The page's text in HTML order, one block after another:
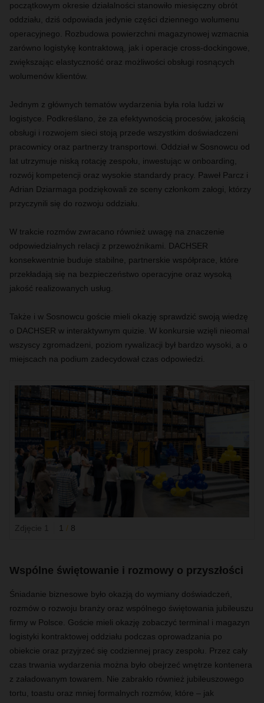
początkowym okresie działalności stanowiło miesięczny obrót
oddziału, dziś odpowiada jedynie części dziennego wolumenu
operacyjnego. Rozbudowa powierzchni magazynowej wzmacnia
zarówno logistykę kontraktową, jak i operacje cross-dockingowe
zwiększając elastyczność oraz możliwości obsługi rosnących
wolumenów klientów.
Jednym z głównych tematów wydarzenia była rola ludzi w
logistyce. Podkreślano, że za efektywnością procesów, jakością
obsługi i rozwojem sieci stoją przede wszystkim doświadczeni
pracownicy oraz partnerzy transportowi. Oddział w Sosnowcu od
lat utrzymuje niską rotację zespołu, inwestując w onboarding
rozwój kompetencji oraz wysokie standardy pracy. Paweł Parcz i
Adrian Dziarmaga podziękowali ze sceny członkom załogi którzy
przyczynili się do rozwoju oddziału
W trakcie rozmów zwracano również uwagę na znaczenie
odpowiedzialnych relacji z przewoźnikami. DACHSER
konsekwentnie buduje stabilne, partnerskie współprace, które
przekładają się na bezpieczeństwo operacyjne oraz wysoką
jakość realizowanych usług.
Także i w Sosnowcu goście mieli okazję sprawdzić swoją wiedzę
o DACHSER w interaktywnym quizie W konkursie wzięli nieomal
wszyscy zgromadzeni poziom rywalizacji był bardzo wysoki , a o
miejscach na podium zadecydował czas odpowiedzi
Zdjęcie 1 1 / 8
Wspólne świętowanie i rozmowy o przyszłości
Śniadanie biznesowe było okazją do wymiany doświadczeń,
rozmów o rozwoju branży oraz wspólnego świętowania jubileuszu
firmy w Polsce. Goście mieli okazję zobaczyć terminal i magazyn
logistyki kontraktowej oddziału podczas oprowadzania po
obiekcie oraz przyjrzeć się codziennej pracy zespołu. Przez cały
czas trwania wydarzenia można było obejrzeć wnętrze kontenera
z załadowanym towarem. Nie zabrakło również jubileuszowego
tortu, toastu oraz mniej formalnych rozmów, które – jak